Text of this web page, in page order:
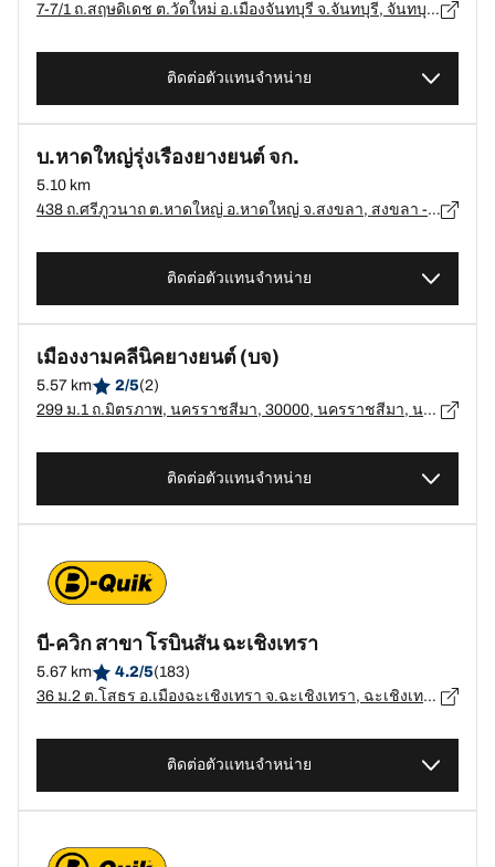
7-7/1 ถ.สฤษดิเดช ต.วัดใหม่ อ.เมืองจันทบุรี จ.จันทบุรี, จันทบุรี - 22000
ติดต่อตัวแทนจำหน่าย
บ.หาดใหญ่รุ่งเรืองยางยนต์ จก.
5.10 km
438 ถ.ศรีภูวนาถ ต.หาดใหญ่ อ.หาดใหญ่ จ.สงขลา, สงขลา - 90110
ติดต่อตัวแทนจำหน่าย
เมืองงามคลีนิคยางยนต์ (บจ)
5.57 km 2/5(2)
299 ม.1 ถ.มิตรภาพ, นครราชสีมา, 30000, นครราชสีมา, นครราชสีมา - 30000
ติดต่อตัวแทนจำหน่าย
บี-ควิก สาขา โรบินสัน ฉะเชิงเทรา
5.67 km 4.2/5(183)
36 ม.2 ต.โสธร อ.เมืองฉะเชิงเทรา จ.ฉะเชิงเทรา, ฉะเชิงเทรา - 24000
ติดต่อตัวแทนจำหน่าย